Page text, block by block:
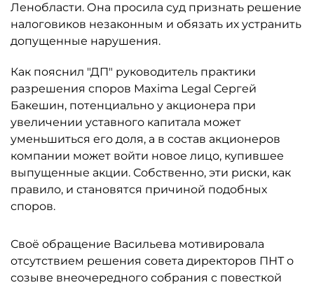
Ленобласти. Она просила суд признать решение
налоговиков незаконным и обязать их устранить
допущенные нарушения.
Как пояснил "ДП" руководитель практики
разрешения споров Maxima Legal Сергей
Бакешин, потенциально у акционера при
увеличении уставного капитала может
уменьшиться его доля, а в состав акционеров
компании может войти новое лицо, купившее
выпущенные акции. Собственно, эти риски, как
правило, и становятся причиной подобных
споров.
Своё обращение Васильева мотивировала
отсутствием решения совета директоров ПНТ о
созыве внеочередного собрания с повесткой